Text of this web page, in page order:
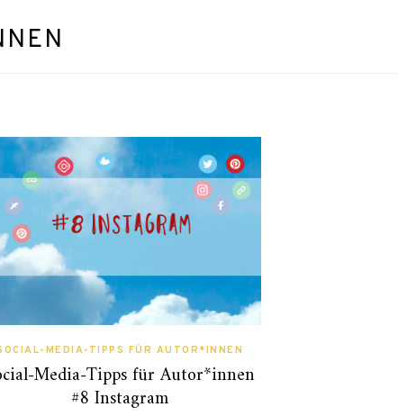
MEDIA-TIPPS FÜR AUTOR*INNEN
Media-Tipps für Autor*innen
#8 Instagram